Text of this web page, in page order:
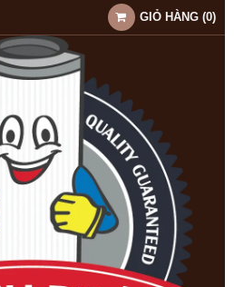
GIỎ HÀNG (0)